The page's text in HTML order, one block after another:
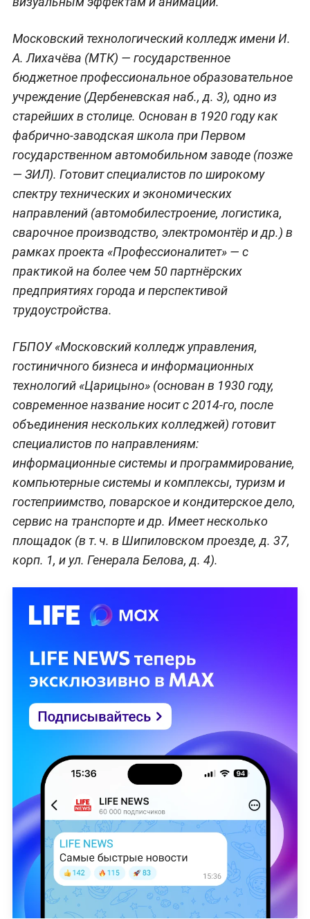
Московский технологический колледж имени И.
А. Лихачёва (МТК) — государственное
бюджетное профессиональное образовательное
учреждение (Дербеневская наб., д. 3), одно из
старейших в столице. Основан в 1920 году как
фабрично‑заводская школа при Первом
государственном автомобильном заводе (позже
— ЗИЛ). Готовит специалистов по широкому
спектру технических и экономических
направлений (автомобилестроение, логистика,
сварочное производство, электромонтёр и др.) в
рамках проекта «Профессионалитет» — с
практикой на более чем 50 партнёрских
предприятиях города и перспективой
трудоустройства.
ГБПОУ «Московский колледж управления,
гостиничного бизнеса и информационных
технологий «Царицыно» (основан в 1930 году,
современное название носит с 2014‑го, после
объединения нескольких колледжей) готовит
специалистов по направлениям:
информационные системы и программирование,
компьютерные системы и комплексы, туризм и
гостеприимство, поварское и кондитерское дело,
сервис на транспорте и др. Имеет несколько
площадок (в т. ч. в Шипиловском проезде, д. 37,
корп. 1, и ул. Генерала Белова, д. 4).